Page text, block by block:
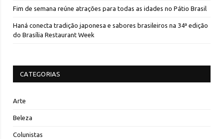
Fim de semana reúne atrações para todas as idades no Pátio Brasil
Haná conecta tradição japonesa e sabores brasileiros na 34ª edição
do Brasília Restaurant Week
CATEGORIAS
Arte
Beleza
Colunistas